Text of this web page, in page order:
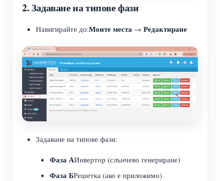
2. Задаване на типове фази
Навигирайте до:Моите места → Редактиране
Задаване на типове фази:
Фаза АИнвертор (слънчево генериране)
Фаза БРешетка (ако е приложимо)